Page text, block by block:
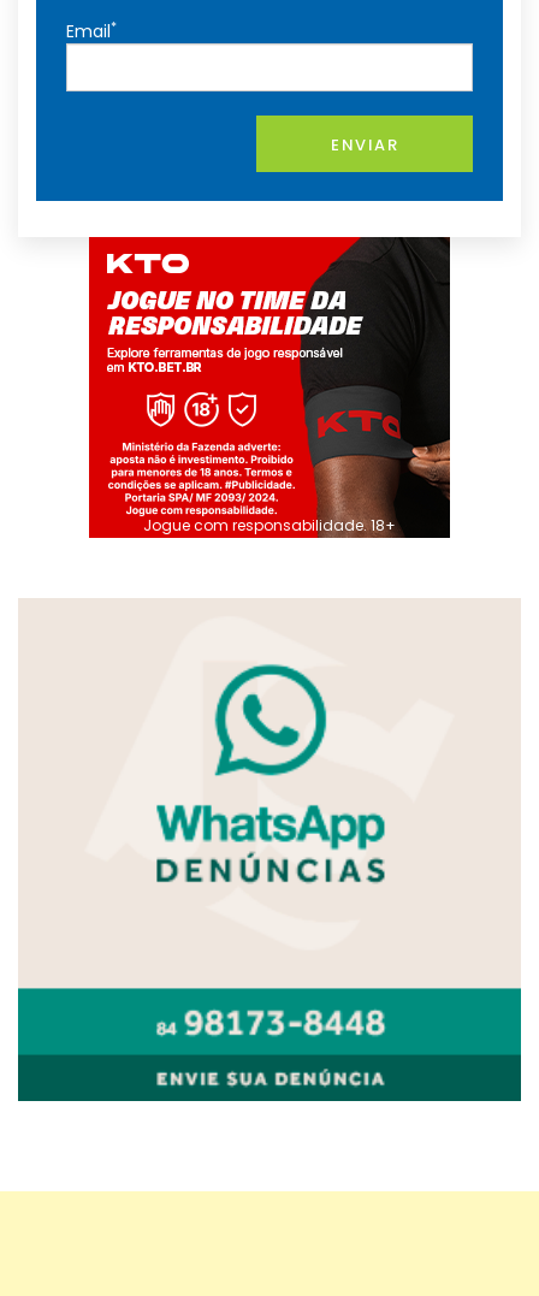
Email*
ENVIAR
Jogue com responsabilidade. 18+